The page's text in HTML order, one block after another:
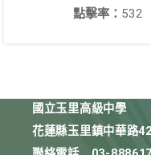
點擊率： 532
國立玉里高級中學
花蓮縣玉里鎮中華路